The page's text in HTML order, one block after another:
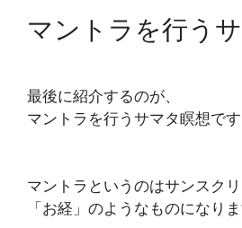
マントラを行う
最後に紹介するのが、
マントラを行うサマタ瞑想です
マントラというのはサンスク
「お経」のようなものになりま